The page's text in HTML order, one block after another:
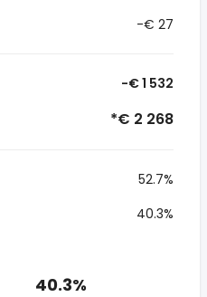
-€ 27
-€ 1 532
*€ 2 268
52.7%
40.3%
40.3%